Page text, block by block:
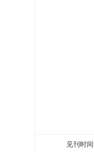
见刊时间